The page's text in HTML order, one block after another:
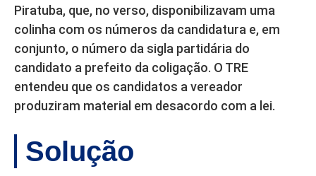
Piratuba, que, no verso, disponibilizavam uma
colinha com os números da candidatura e, em
conjunto, o número da sigla partidária do
candidato a prefeito da coligação. O TRE
entendeu que os candidatos a vereador
produziram material em desacordo com a lei.
Solução